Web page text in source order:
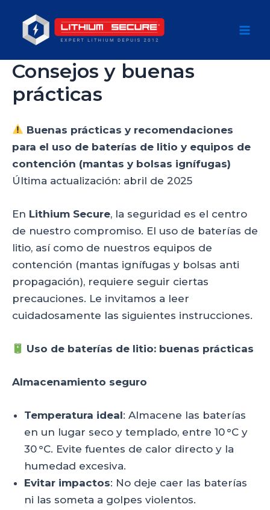
contenido
Consejos y buenas
prácticas
Buenas prácticas y recomendaciones
para el uso de baterías de litio y equipos de
contención (mantas y bolsas ignífugas)
Última actualización: abril de 2025
En Lithium Secure, la seguridad es el centro
de nuestro compromiso. El uso de baterías de
litio, así como de nuestros equipos de
contención (mantas ignífugas y bolsas anti
propagación), requiere seguir ciertas
precauciones. Le invitamos a leer
cuidadosamente las siguientes instrucciones.
Uso de baterías de litio: buenas prácticas
Almacenamiento seguro
Temperatura ideal: Almacene las baterías
en un lugar seco y templado, entre 10 °C y
30 °C. Evite fuentes de calor directo y la
humedad excesiva.
Evitar impactos: No deje caer las baterías
ni las someta a golpes violentos.